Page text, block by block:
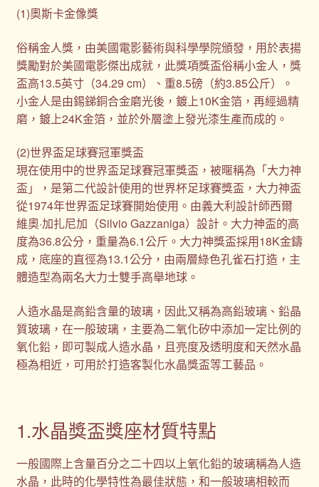
(1)奧斯卡金像獎
俗稱金人獎，由美國電影藝術與科學學院頒發，用於表揚
獎勵對於美國電影傑出成就，此獎項獎盃俗稱小金人，獎
盃高13.5英寸（34.29 cm）、重8.5磅（約3.85公斤）。
小金人是由錫銻銅合金磨光後，鍍上10K金箔，再經過精
磨，鍍上24K金箔，並於外層塗上發光漆生產而成的。
(2)世界盃足球賽冠軍獎盃
現在使用中的世界盃足球賽冠軍獎盃，被暱稱為「大力神
盃」，是第二代設計使用的世界杯足球賽獎盃，大力神盃
從1974年世界盃足球賽開始使用。由義大利設計師西爾
維奧·加扎尼加（Silvio Gazzaniga）設計。大力神盃的高
度為36.8公分，重量為6.1公斤。大力神獎盃採用18K金鑄
成，底座的直徑為13.1公分，由兩層綠色孔雀石打造，主
體造型為兩名大力士雙手高舉地球。
人造水晶是高鉛含量的玻璃，因此又稱為高鉛玻璃、鉛晶
質玻璃，在一般玻璃，主要為二氧化矽中添加一定比例的
氧化鉛，即可製成人造水晶，且亮度及透明度和天然水晶
極為相近，可用於打造客製化水晶獎盃等工藝品。
1.水晶獎盃獎座材質特點
一般國際上含量百分之二十四以上氧化鉛的玻璃稱為人造
水晶，此時的化學特性為最佳狀態，和一般玻璃相較而